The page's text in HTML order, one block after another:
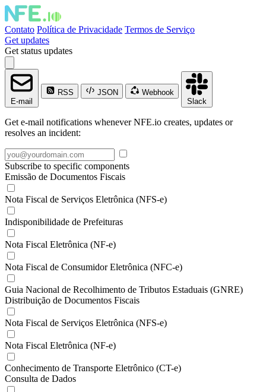
Contato Política de Privacidade Termos de Serviço
Get updates
Get status updates
E-mail
RSS JSON
Webhook
Slack
Get e-mail notifications whenever NFE.io creates, updates or
resolves an incident:
Subscribe to specific components
Emissão de Documentos Fiscais
Nota Fiscal de Serviços Eletrônica (NFS-e)
Indisponibilidade de Prefeituras
Nota Fiscal Eletrônica (NF-e)
Nota Fiscal de Consumidor Eletrônica (NFC-e)
Guia Nacional de Recolhimento de Tributos Estaduais (GNRE)
Distribuição de Documentos Fiscais
Nota Fiscal de Serviços Eletrônica (NFS-e)
Nota Fiscal Eletrônica (NF-e)
Conhecimento de Transporte Eletrônico (CT-e)
Consulta de Dados